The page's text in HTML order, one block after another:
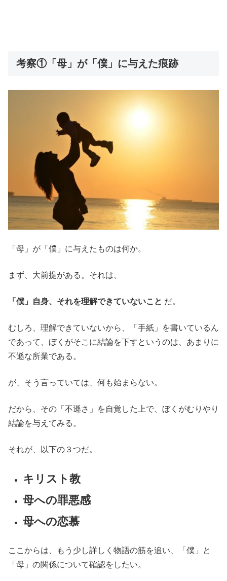
考察①「母」が「僕」に与えた痕跡
「母」が「僕」に与えたものは何か。
まず、大前提がある。それは、
「僕」自身、それを理解できていないこと だ。
むしろ、理解できていないから、「手紙」を書いているん
であって、ぼくがそこに結論を下すというのは、あまりに
不遜な所業である。
が、そう言っていては、何も始まらない。
だから、その「不遜さ」を自覚した上で、ぼくがむりやり
結論を与えてみる。
それが、以下の３つだ。
キリスト教
母への罪悪感
母への恋慕
ここからは、もう少し詳しく物語の筋を追い、「僕」と
「母」の関係について確認をしたい。